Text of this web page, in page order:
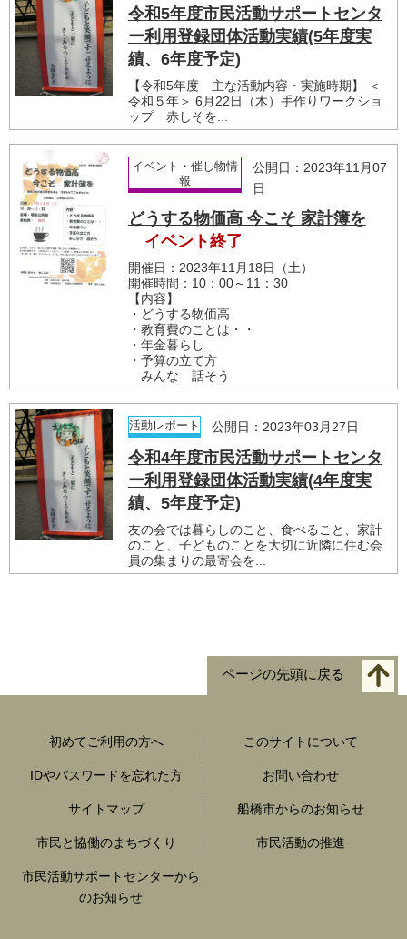
令和5年度市民活動サポートセンタ
ー利用登録団体活動実績(5年度実
績、6年度予定)
【令和5年度 主な活動内容・実施時期】 ＜
令和５年＞ 6月22日（木）手作りワークショ
ップ 赤しそを...
イベント・催し物情
報
公開日：2023年11月07
日
どうする物価高 今こそ 家計簿を
イベント終了
開催日：2023年11月18日（土）
開催時間：10：00～11：30
【内容】
・どうする物価高
・教育費のことは・・
・年金暮らし
・予算の立て方
みんな 話そう
活動レポート 公開日：2023年03月27日
令和4年度市民活動サポートセンタ
ー利用登録団体活動実績(4年度実
績、5年度予定)
友の会では暮らしのこと、食べること、家計
のこと、子どものことを大切に近隣に住む会
員の集まりの最寄会を...
ページの先頭に戻る
初めてご利用の方へ このサイトについて
IDやパスワードを忘れた方 お問い合わせ
サイトマップ 船橋市からのお知らせ
市民と協働のまちづくり 市民活動の推進
市民活動サポートセンターから
のお知らせ